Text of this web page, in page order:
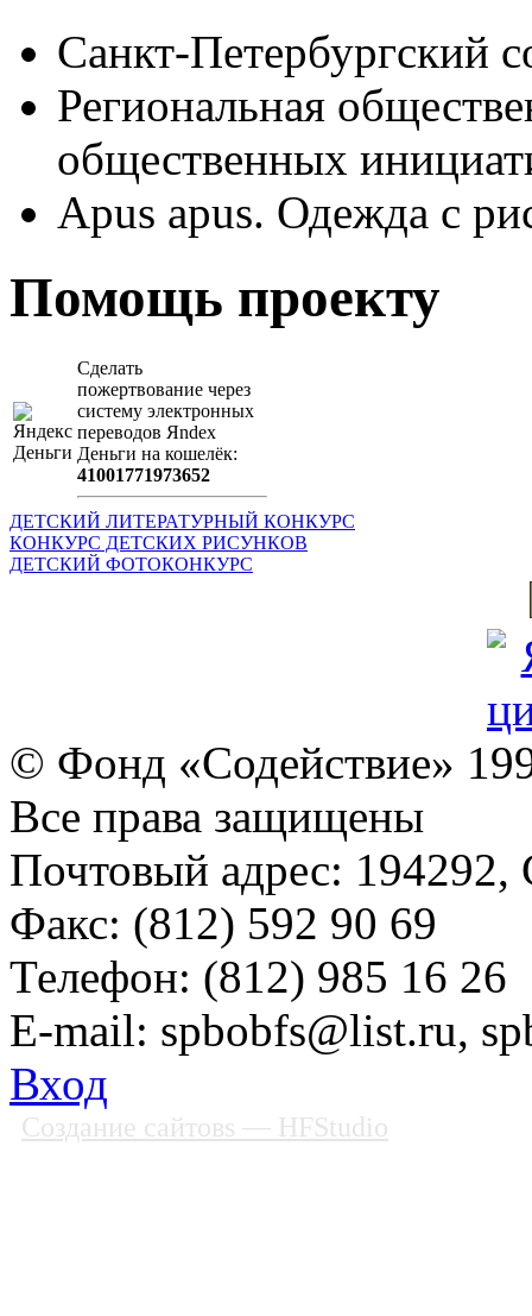
Санкт-Петербургский
Региональная
общественных
Apus apus. Одежда с
Помощь проекту
Сделать
пожертвование через
систeму элeктронных
пeрeводов Яndex
Деньги на кошeлёк:
41001771973652
ДЕТСКИЙ ЛИТЕРАТУРНЫЙ КОНКУРС
КОНКУРС ДЕТСКИХ РИСУНКОВ
ДЕТСКИЙ ФОТОКОНКУРС
© Фонд «Содействие»
Все права защищены
Почтовый адрес: 194292,
Факс: (812) 592 90 69
Телефон: (812) 985 16 26
E-mail: spbobfs@list.ru,
Вход
Создание сайтовs — HFStudio